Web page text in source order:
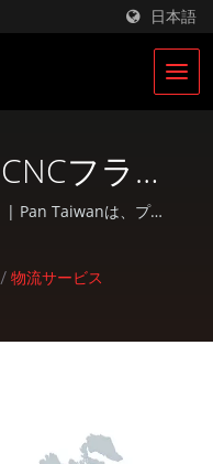
日本語
フライ
部品 | レ
品メーカ
| Pan Taiwanは、プラ
スト、鍛造、CNC加
提供しています。
/ 物流サービス